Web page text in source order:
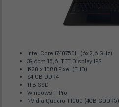
Intel Core i7-10750H (6x 2,6 GHz)
39,6cm 15,6" TFT Display IPS
1920 x 1080 Pixel (FHD)
64 GB DDR4
1TB SSD
Windows 11 Pro
NVidia Quadro T1000 (4GB GDDR5)